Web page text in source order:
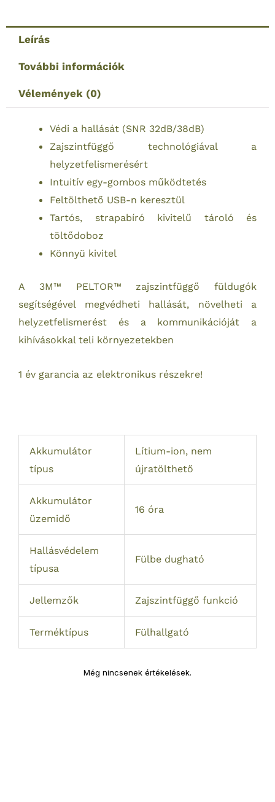
Leírás
További információk
Vélemények (0)
Védi a hallását (SNR 32dB/38dB)
Zajszintfüggő technológiával a
helyzetfelismerésért
Intuitív egy-gombos működtetés
Feltölthető USB-n keresztül
Tartós, strapabíró kivitelű tároló és
töltődoboz
Könnyü kivitel
A 3M™ PELTOR™ zajszintfüggő füldugók
segítségével megvédheti hallását, növelheti a
helyzetfelismerést és a kommunikációját a
kihívásokkal teli környezetekben
1 év garancia az elektronikus részekre!
Akkumulátor
típus
Lítium-ion, nem
újratölthető
Akkumulátor
üzemidő
16 óra
Hallásvédelem
típusa
Fülbe dugható
Jellemzők Zajszintfüggő funkció
Terméktípus Fülhallgató
Még nincsenek értékelések.